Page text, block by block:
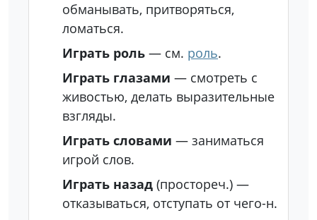
обманывать, притворяться,
ломаться.
Играть роль — см. роль.
Играть глазами — смотреть с
живостью, делать выразительные
взгляды.
Играть словами — заниматься
игрой слов.
Играть назад (простореч.) —
отказываться, отступать от чего-н.